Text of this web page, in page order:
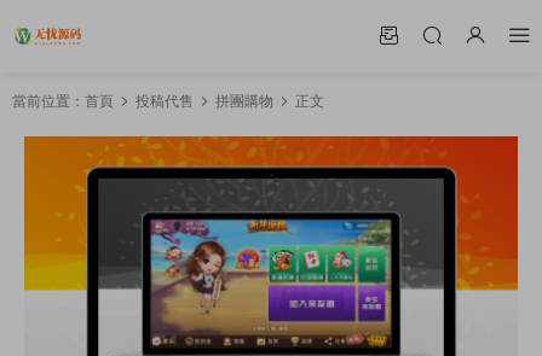
當前位置： 首頁 投稿代售 拼團購物 正文